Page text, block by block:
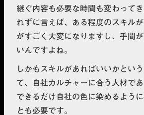
継ぐ内容も必要な時間も変わって
れずに言えば、ある程度のスキル
がすごく大変になりますし、手間
いんですよね。
しかもスキルがあればいいかとい
て、自社カルチャーに合う人材であ
できるだけ自社の色に染めるよう
とも必要です。